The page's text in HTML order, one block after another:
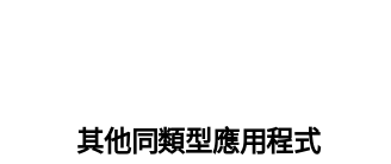
其他同類型應用程式